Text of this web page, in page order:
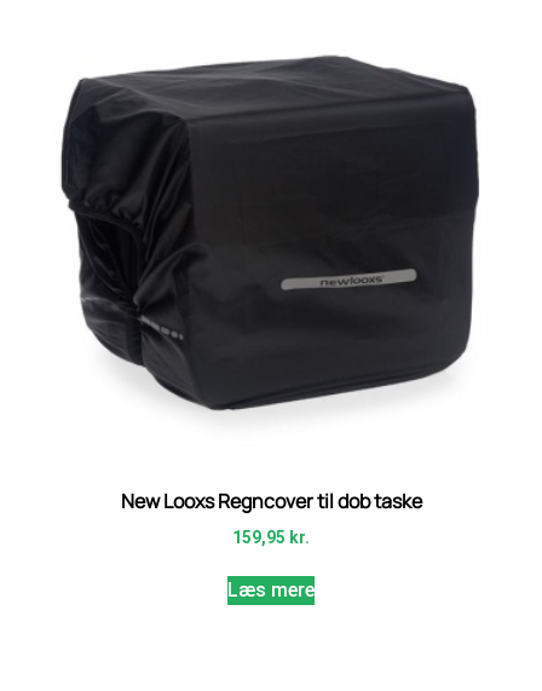
New Looxs Regncover til dob taske
159,95 kr.
Læs mere